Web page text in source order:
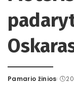
Posted
Pamario žinios